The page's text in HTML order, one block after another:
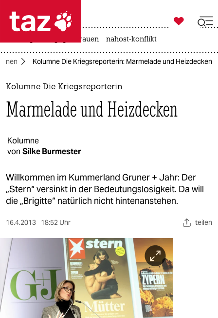
 taz zahl ich
taz zahl ich
themen
politik
gesellschaft
kultur
sport
berlin
nord
wahrheit
verlag
verlag

taz zahl ich
gewalt gegen frauen nahost-konflikt
Kolumne Die Kriegsreporterin: Marmelade und Heizdecken
Kolumne Die Kriegsreporterin
Marmelade und Heizdecken
Kolumne
von Silke Burmester
Willkommen im Kummerland Gruner + Jahr: Der
„Stern“ versinkt in der Bedeutungslosigkeit. Da will
die „Brigitte“ natürlich nicht hintenanstehen.
16.4.2013 18:52 Uhr teilen